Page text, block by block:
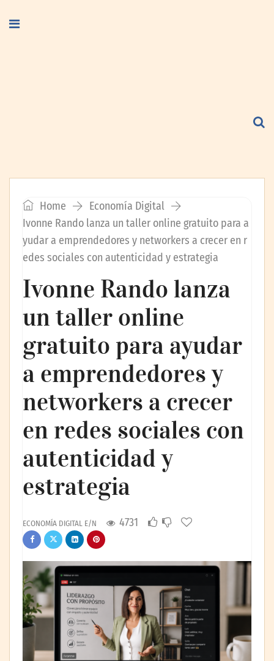
Home
Economía Digital
Ivonne Rando lanza un taller online gratuito para a
yudar a emprendedores y networkers a crecer en r
edes sociales con autenticidad y estrategia
Ivonne Rando lanza
un taller online
gratuito para ayudar
a emprendedores y
networkers a crecer
en redes sociales con
autenticidad y
estrategia
ECONOMÍA DIGITAL E/N 4731